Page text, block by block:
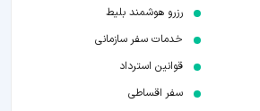
رزرو هوشمند بلیط
خدمات سفر سازمانی
قوانین استرداد
سفر اقساطی